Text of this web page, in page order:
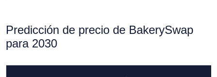
Predicción de precio de BakerySwap
para 2030